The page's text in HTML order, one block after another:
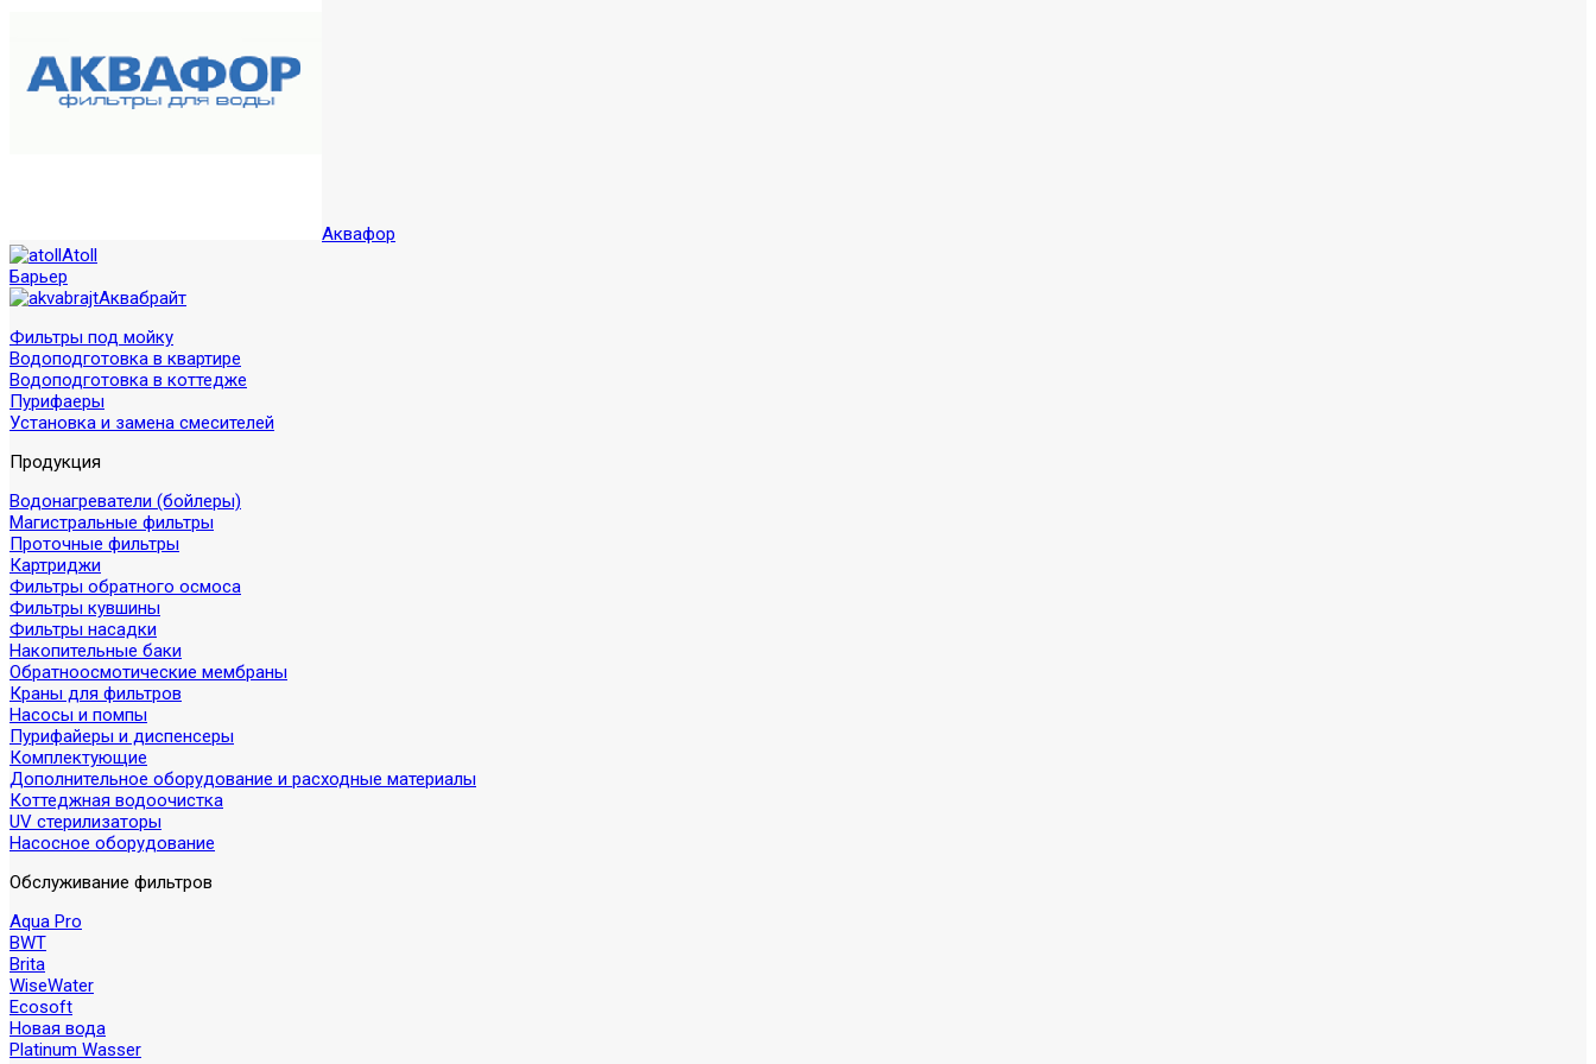
Аквафор
Atoll
Барьер
Аквабрайт
Фильтры под мойку
Водоподготовка в квартире
Водоподготовка в коттедже
Пурифаеры
Установка и замена смесителей
Продукция
Водонагреватели (бойлеры)
Магистральные фильтры
Проточные фильтры
Картриджи
Фильтры обратного осмоса
Фильтры кувшины
Фильтры насадки
Накопительные баки
Обратноосмотические мембраны
Краны для фильтров
Насосы и помпы
Пурифайеры и диспенсеры
Комплектующие
Дополнительное оборудование и расходные материалы
Коттеджная водоочистка
UV стерилизаторы
Насосное оборудование
Обслуживание фильтров
Aqua Pro
BWT
Brita
WiseWater
Ecosoft
Новая вода
Platinum Wasser